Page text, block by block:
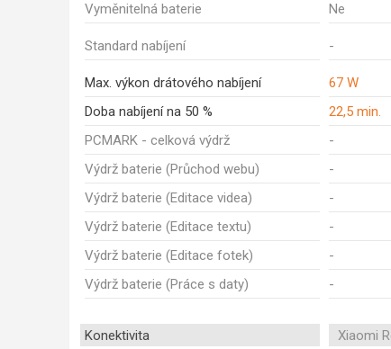
Vyměnitelná baterie
Ne
Standard nabíjení -
Max. výkon drátového nabíjení 67 W
Doba nabíjení na 50 %
22,5 min.
PCMARK - celková výdrž
-
Výdrž baterie (Průchod webu)
-
Výdrž baterie (Editace videa)
-
Výdrž baterie (Editace textu)
-
Výdrž baterie (Editace fotek)
-
Výdrž baterie (Práce s daty)
-
Konektivita Xiaomi